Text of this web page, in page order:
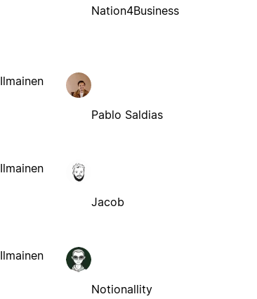
Nation4Business
Ilmainen
Pablo Saldias
Ilmainen
Jacob
Ilmainen
Notionallity